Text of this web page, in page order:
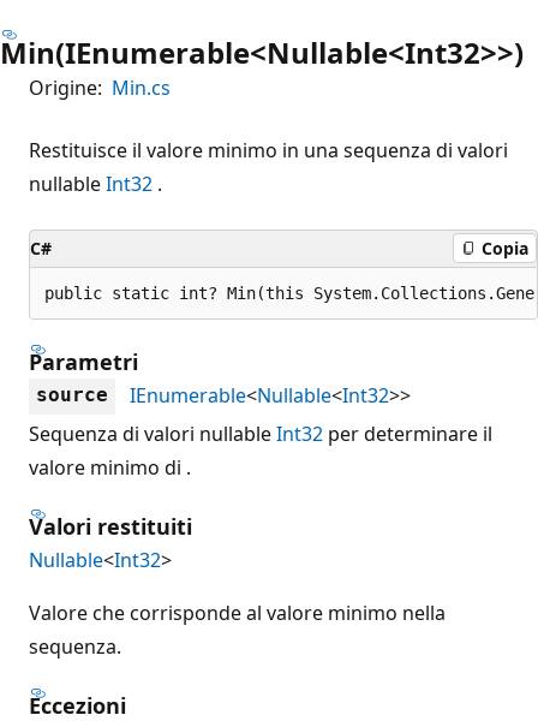
Min(IEnumerable<Nullable<Int32>>)
Origine: Min.cs
Restituisce il valore minimo in una sequenza di valori
nullableInt32 .
C# Copia
public static int? Min(this
Parametri
source IEnumerable<Nullable<Int32>>
Sequenza di valori nullableInt32 per determinare il
valore minimo di .
Valori restituiti
Nullable<Int32>
Valore che corrisponde al valore minimo nella
sequenza.
Eccezioni